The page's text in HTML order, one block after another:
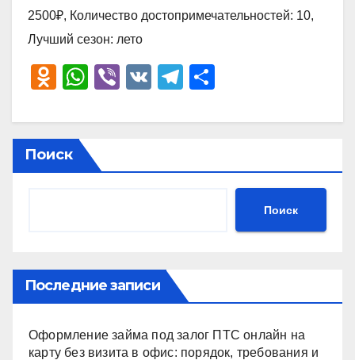
2500₽, Количество достопримечательностей: 10,
Лучший сезон: лето
O
n
o
kl
ki
W
at
s
A
Vi
er
V
T
e
a
р
в
ть
Поиск
Поиск
Последние записи
Оформление займа под залог ПТС онлайн на
карту без визита в офис: порядок, требования и